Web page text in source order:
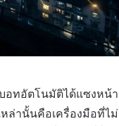
ทอัตโนมัติได้แซงหน้า
ล่านั้นคือเครื่องมือที่ไม่